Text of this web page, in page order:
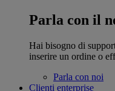
Parla con il
Hai bisogno di
inserire un ordine o
Parla con noi
Clienti enterprise